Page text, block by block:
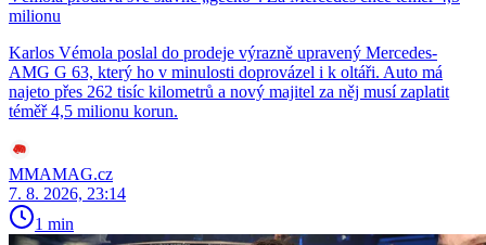
milionu
Karlos Vémola poslal do prodeje výrazně upravený Mercedes-
AMG G 63, který ho v minulosti doprovázel i k oltáři. Auto má
najeto přes 262 tisíc kilometrů a nový majitel za něj musí zaplatit
téměř 4,5 milionu korun.
MMAMAG.cz
7. 8. 2026, 23:14
1 min